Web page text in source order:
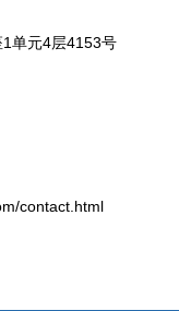
单元4层4153号
contact.html